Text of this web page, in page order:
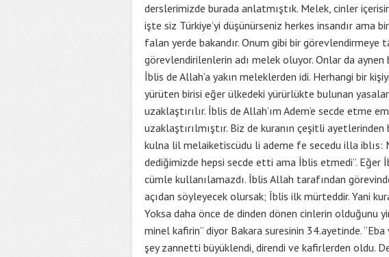
derslerimizde burada anlatmıştık. Melek, cinler
işte siz Türkiye’yi düşünürseniz herkes insandır ama
falan yerde bakandır. Onum gibi bir
görevlendirilenlerin adı melek oluyor. Onlar da
İblis de Allah’a yakın meleklerden idi. Herhangi bir
yürüten birisi eğer ülkedeki yürürlükte bulunan
uzaklaştırılır. İblis de Allah’ım Adem’e secde etme
uzaklaştırılmıştır. Biz de kuranın çeşitli
kulna lil melaiketiscüdu li ademe fe secedu illa iblıs:
dediğimizde hepsi secde etti ama İblis etmedi”. Eğer
cümle kullanılamazdı. İblis Allah tarafından
açıdan söyleyecek olursak; İblis ilk mürteddir. Yani
Yoksa daha önce de dinden dönen cinlerin olduğunu
minel kafirin” diyor Bakara suresinin 34.ayetinde.
şey zannetti büyüklendi, direndi ve kafirlerden oldu.